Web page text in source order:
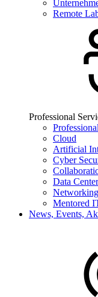
Remote
Professional
Cloud
Artificial
Cyber
Data Center
Mentored
News, Events,